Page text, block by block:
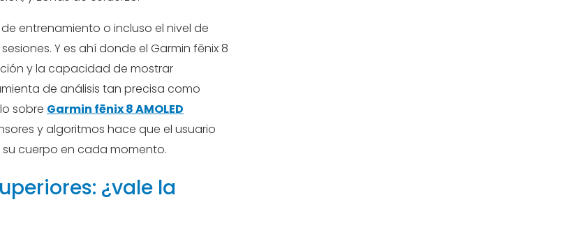
entrenamiento o incluso el nivel de
Y es ahí donde el Garmin fēnix 8
y la capacidad de mostrar
de análisis tan precisa como
sobre Garmin fēnix 8 AMOLED
y algoritmos hace que el usuario
cuerpo en cada momento.
¿vale la